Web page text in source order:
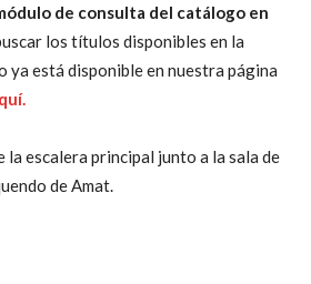
de consulta del catálogo en
los títulos disponibles en la
ya está disponible en nuestra página
la escalera principal junto a la sala de
de Amat.